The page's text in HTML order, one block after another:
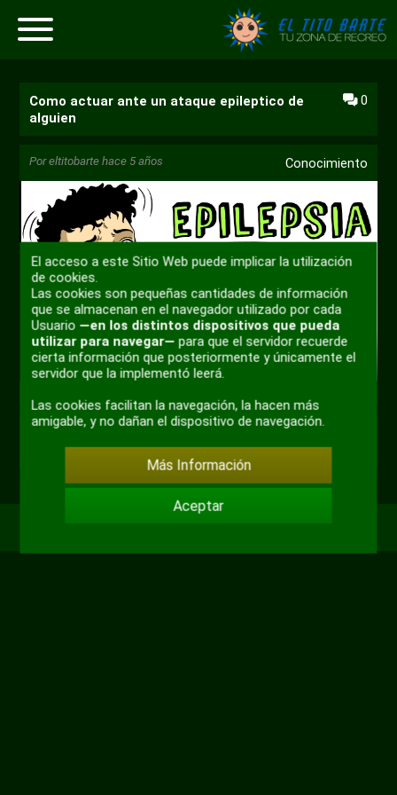
Como actuar ante un ataque epileptico de
alguien
0
Poreltitobarte hace 5 años Conocimiento
Reproducir
04:57
sonido
Reproducir
El acceso a este Sitio Web puede implicar la utilización
de cookies.
Las cookies son pequeñas cantidades de información
que se almacenan en el navegador utilizado por cada
Usuario —en los distintos dispositivos que pueda
utilizar para navegar— para que el servidor recuerde
cierta información que posteriormente y únicamente el
servidor que la implementó leerá.
Las cookies facilitan la navegación, la hacen más
amigable, y no dañan el dispositivo de navegación.
Más Información
Aceptar